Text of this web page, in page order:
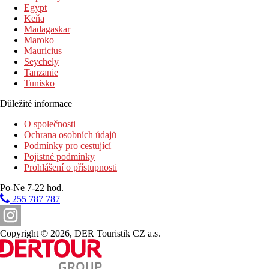
Egypt
Keňa
Madagaskar
Maroko
Mauricius
Seychely
Tanzanie
Tunisko
Důležité informace
O společnosti
Ochrana osobních údajů
Podmínky pro cestující
Pojistné podmínky
Prohlášení o přístupnosti
Po-Ne 7-22 hod.
255 787 787
Copyright © 2026, DER Touristik CZ a.s.